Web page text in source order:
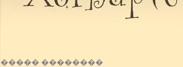
����� ��������